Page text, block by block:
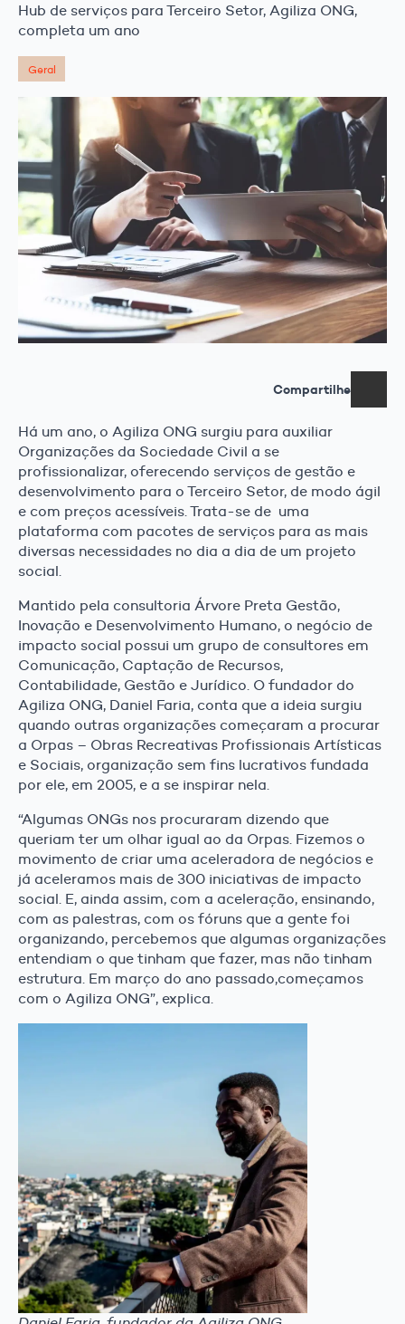
Hub de serviços para Terceiro Setor, Agiliza ONG,
completa um ano
Geral
Compartilhe
Há um ano, o Agiliza ONG surgiu para auxiliar
Organizações da Sociedade Civil a se
profissionalizar, oferecendo serviços de gestão e
desenvolvimento para o Terceiro Setor, de modo ágil
e com preços acessíveis. Trata-se de uma
plataforma com pacotes de serviços para as mais
diversas necessidades no dia a dia de um projeto
social.
Mantido pela consultoria Árvore Preta Gestão,
Inovação e Desenvolvimento Humano, o negócio de
impacto social possui um grupo de consultores em
Comunicação, Captação de Recursos,
Contabilidade, Gestão e Jurídico. O fundador do
Agiliza ONG, Daniel Faria, conta que a ideia surgiu
quando outras organizações começaram a procurar
a Orpas – Obras Recreativas Profissionais Artísticas
e Sociais, organização sem fins lucrativos fundada
por ele, em 2005, e a se inspirar nela.
“Algumas ONGs nos procuraram dizendo que
queriam ter um olhar igual ao da Orpas. Fizemos o
movimento de criar uma aceleradora de negócios e
já aceleramos mais de 300 iniciativas de impacto
social. E, ainda assim, com a aceleração, ensinando,
com as palestras, com os fóruns que a gente foi
organizando, percebemos que algumas organizações
entendiam o que tinham que fazer, mas não tinham
estrutura. Em março do ano passado,começamos
com o Agiliza ONG”, explica.